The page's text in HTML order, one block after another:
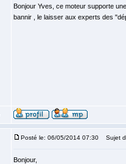
Bonjour Yves, ce moteur supporte
bannir , le laisser aux experts des
Posté le: 06/05/2014 07:30 Sujet
Bonjour,